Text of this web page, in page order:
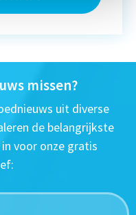
missen?
uit diverse
de belangrijkste
voor onze gratis